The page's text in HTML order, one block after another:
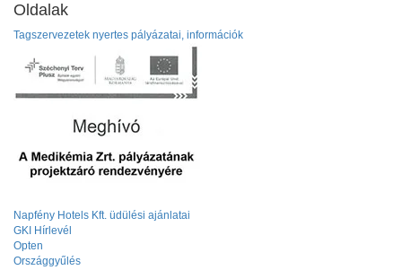
Oldalak
Tagszervezetek nyertes pályázatai, információk
Napfény Hotels Kft. üdülési ajánlatai
GKI Hírlevél
Opten
Országgyűlés